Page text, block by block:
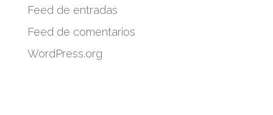
Feed de entradas
Feed de comentarios
WordPress.org